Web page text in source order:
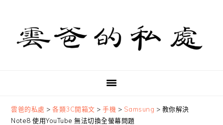
primary
navigation
content
primary
sidebar
雲爸的私處 >各類3C開箱文 >手機 > Samsung > 教你解決
Note8 使用YouTube 無法切換全螢幕問題